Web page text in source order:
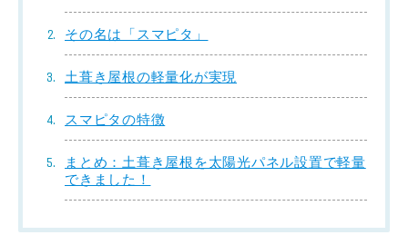
その名は「スマピタ」
土葺き屋根の軽量化が実現
スマピタの特徴
まとめ：土葺き屋根を太陽光パネル設置で軽量
できました！